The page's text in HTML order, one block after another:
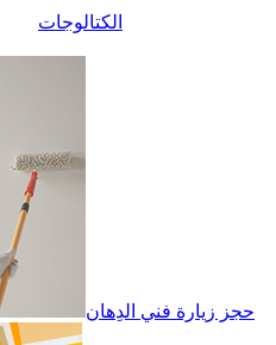
الكتالوجات
حجز زيارة فني الدِهان